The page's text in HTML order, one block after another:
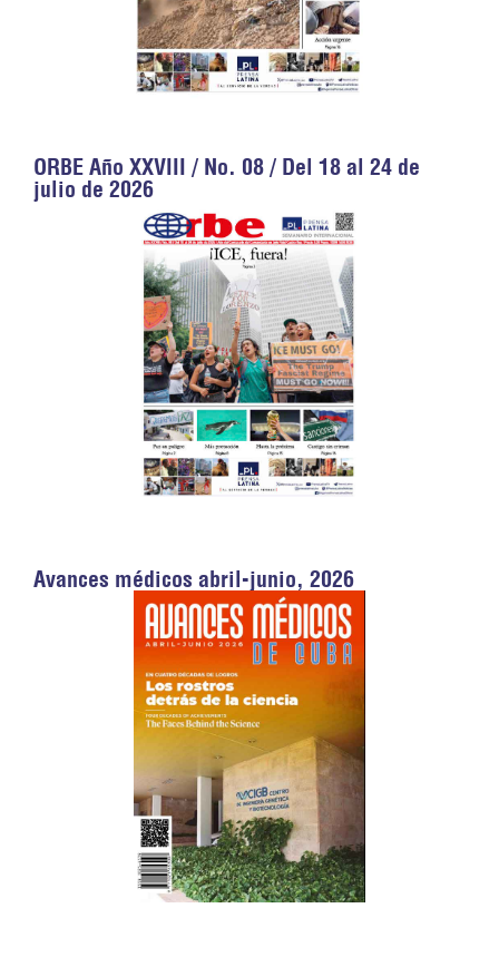
ORBE Año XXVIII / No. 08 / Del 18 al 24 de
julio de 2026
Avances médicos abril-junio, 2026